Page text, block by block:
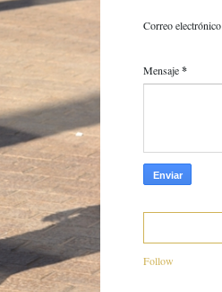
Correo electrónico
Mensaje*
Follow